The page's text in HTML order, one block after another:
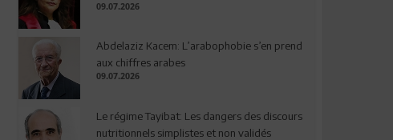
09.07.2026
Abdelaziz Kacem: L’arabophobie s’en prend
aux chiffres arabes
09.07.2026
Le régime Tayibat: Les dangers des discours
nutritionnels simplistes et non validés